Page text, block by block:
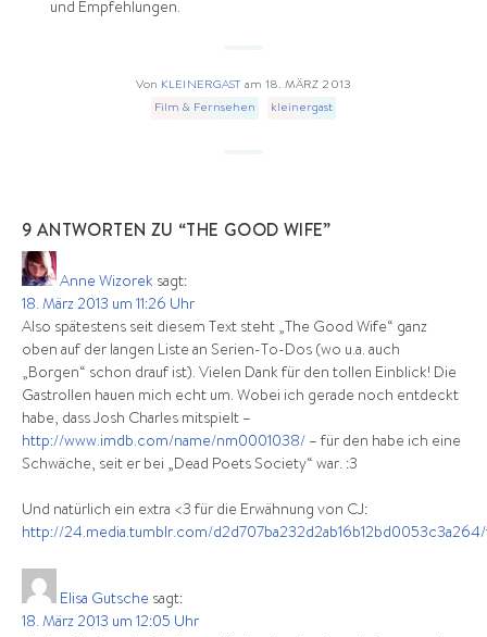
und Empfehlungen.
Von KLEINERGAST am 18. MÄRZ 2013
Film & Fernsehen
kleinergast
9 ANTWORTEN ZU “THE GOOD WIFE”
Anne Wizorek sagt:
18. März 2013 um 11:26 Uhr
Also spätestens seit diesem Text steht „The Good Wife“ ganz
oben auf der langen Liste an Serien-To-Dos (wo u.a. auch
„Borgen“ schon drauf ist). Vielen Dank für den tollen Einblick! Die
Gastrollen hauen mich echt um. Wobei ich gerade noch entdeckt
habe, dass Josh Charles mitspielt –
http://www.imdb.com/name/nm0001038/ – für den habe ich eine
Schwäche, seit er bei „Dead Poets Society“ war. :3
Und natürlich ein extra <3 für die Erwähnung von CJ:
http://24.media.tumblr.com/
Elisa Gutsche sagt:
18. März 2013 um 12:05 Uhr